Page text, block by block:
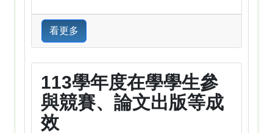
看更多
113學年度在學學生參
與競賽、論文出版等成
效